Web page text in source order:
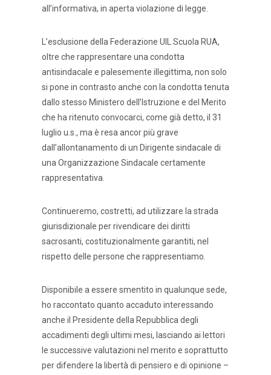
all’informativa, in aperta violazione di legge.
L’esclusione della Federazione UIL Scuola RUA,
oltre che rappresentare una condotta
antisindacale e palesemente illegittima, non solo
si pone in contrasto anche con la condotta tenuta
dallo stesso Ministero dell’Istruzione e del Merito
che ha ritenuto convocarci, come già detto, il 31
luglio u.s., ma è resa ancor più grave
dall’allontanamento di un Dirigente sindacale di
una Organizzazione Sindacale certamente
rappresentativa.
Continueremo, costretti, ad utilizzare la strada
giurisdizionale per rivendicare dei diritti
sacrosanti, costituzionalmente garantiti, nel
rispetto delle persone che rappresentiamo.
Disponibile a essere smentito in qualunque sede,
ho raccontato quanto accaduto interessando
anche il Presidente della Repubblica degli
accadimenti degli ultimi mesi, lasciando ai lettori
le successive valutazioni nel merito e soprattutto
per difendere la libertà di pensiero e di opinione –